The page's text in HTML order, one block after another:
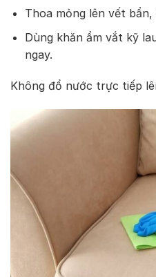
Thoa mỏng lên vết
Dùng khăn ẩm vắt kỹ
ngay.
Không đổ nước trực tiếp